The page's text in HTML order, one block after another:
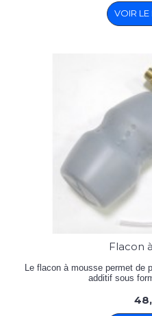
VOIR
Flacon
Le flacon à mousse permet de
additif sous